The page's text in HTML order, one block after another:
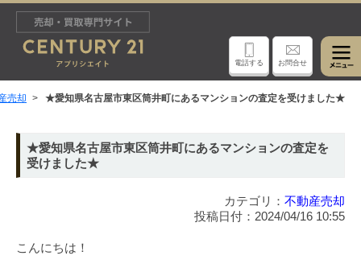
電話する お問合せ
売却 ★愛知県名古屋市東区筒井町にあるマンションの査定を受けました★
★愛知県名古屋市東区筒井町にあるマンションの査定を
受けました★
カテゴリ： 不動産売却
投稿日付：2024/04/16 10:55
こんにちは！